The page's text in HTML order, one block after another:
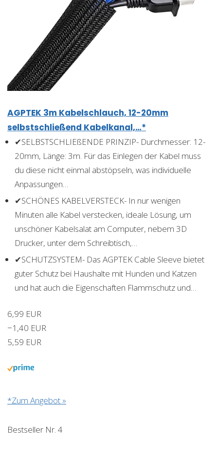
AGPTEK 3m Kabelschlauch, 12-20mm
selbstschließend Kabelkanal,…*
✔SELBSTSCHLIEßENDE PRINZIP- Durchmesser: 12-
20mm, Länge: 3m. Für das Einlegen der Kabel muss
du diese nicht einmal abstöpseln, was individuelle
Anpassungen…
✔SCHÖNES KABELVERSTECK- In nur wenigen
Minuten alle Kabel verstecken, ideale Lösung, um
unschöner Kabelsalat am Computer, nebem 3D
Drucker, unter dem Schreibtisch,…
✔SCHUTZSYSTEM- Das AGPTEK Cable Sleeve bietet
guter Schutz bei Haushalte mit Hunden und Katzen
und hat auch die Eigenschaften Flammschutz und…
6,99 EUR
−1,40 EUR
5,59 EUR
*Zum Angebot »
Bestseller Nr. 4